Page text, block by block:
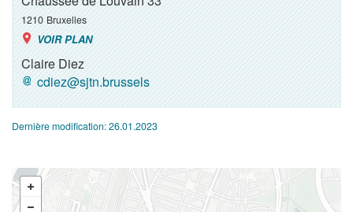
1210 Bruxelles
VOIR PLAN
Claire Diez
cdiez@sjtn.brussels
Dernière modification:26.01.2023